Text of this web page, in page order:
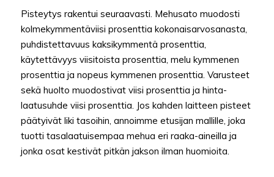
Pisteytys rakentui seuraavasti. Mehusato muodosti
kolmekymmentäviisi prosenttia kokonaisarvosanasta,
puhdistettavuus kaksikymmentä prosenttia,
käytettävyys viisitoista prosenttia, melu kymmenen
prosenttia ja nopeus kymmenen prosenttia. Varusteet
sekä huolto muodostivat viisi prosenttia ja hinta-
laatusuhde viisi prosenttia. Jos kahden laitteen pisteet
päätyivät liki tasoihin, annoimme etusijan mallille, joka
tuotti tasalaatuisempaa mehua eri raaka-aineilla ja
jonka osat kestivät pitkän jakson ilman huomioita.